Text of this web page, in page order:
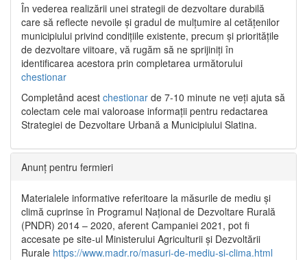
În vederea realizării unei strategii de dezvoltare durabilă
care să reflecte nevoile și gradul de mulțumire al cetățenilor
municipiului privind condițiile existente, precum și prioritățile
de dezvoltare viitoare, vă rugăm să ne sprijiniți în
identificarea acestora prin completarea următorului
chestionar
Completând acest chestionar de 7-10 minute ne veți ajuta să
colectam cele mai valoroase informații pentru redactarea
Strategiei de Dezvoltare Urbană a Municipiului Slatina.
Anunț pentru fermieri
Materialele informative referitoare la măsurile de mediu și
climă cuprinse în Programul Național de Dezvoltare Rurală
(PNDR) 2014 – 2020, aferent Campaniei 2021, pot fi
accesate pe site-ul Ministerului Agriculturii și Dezvoltării
Rurale https://www.madr.ro/masuri-de-mediu-si-clima.html